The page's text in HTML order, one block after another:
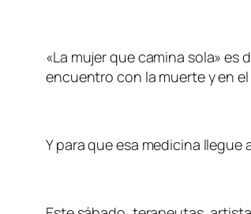
«La mujer que camina sola»
encuentro con la muerte y en
Y para que esa medicina llegue